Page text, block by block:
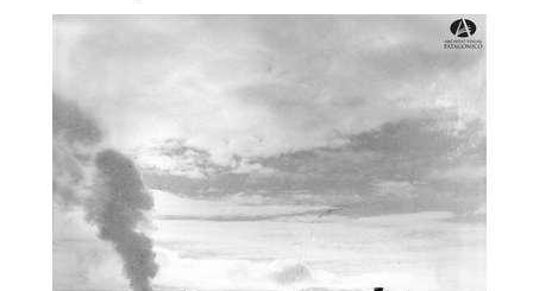
Registros y Distinciones
Premio al Mérito - Registro
Audiencias Públicas - Registro
Mujeres que Dejaron Huellas - Registro
Periodistas Decanos - Registro